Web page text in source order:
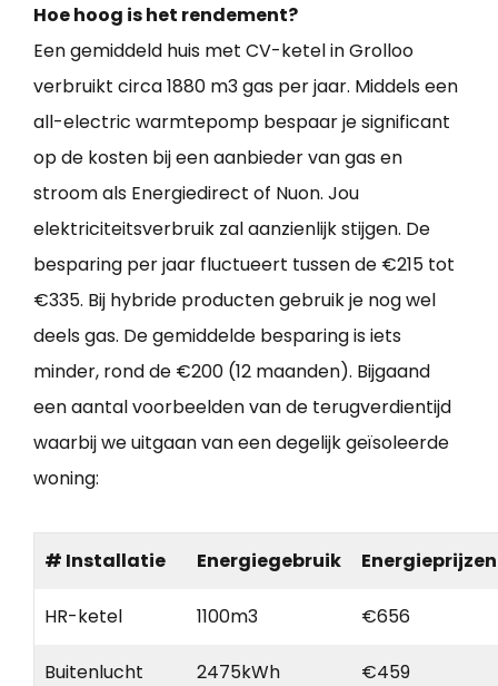
Hoe hoog is het rendement?
Een gemiddeld huis met CV-ketel in Grolloo
verbruikt circa 1880 m3 gas per jaar. Middels een
all-electric warmtepomp bespaar je significant
op de kosten bij een aanbieder van gas en
stroom als Energiedirect of Nuon. Jou
elektriciteitsverbruik zal aanzienlijk stijgen. De
besparing per jaar fluctueert tussen de €215 tot
€335. Bij hybride producten gebruik je nog wel
deels gas. De gemiddelde besparing is iets
minder, rond de €200 (12 maanden). Bijgaand
een aantal voorbeelden van de terugverdientijd
waarbij we uitgaan van een degelijk geïsoleerde
woning:
# Installatie Energiegebruik Energieprijzen
HR-ketel 1100m3 €656
Buitenlucht 2475kWh €459